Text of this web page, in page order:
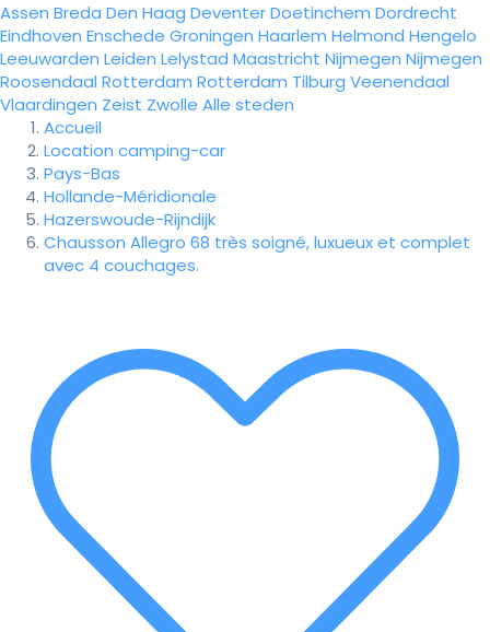
Assen Breda Den Haag DeventerDoetinchem Dordrecht
Eindhoven Enschede Groningen Haarlem Helmond Hengelo
Leeuwarden Leiden Lelystad Maastricht Nijmegen Nijmegen
Roosendaal Rotterdam Rotterdam Tilburg Veenendaal
Vlaardingen Zeist Zwolle Alle steden
Accueil
Location camping-car
Pays-Bas
Hollande-Méridionale
Hazerswoude-Rijndijk
Chausson Allegro 68 très soigné, luxueux et complet
avec 4 couchages.